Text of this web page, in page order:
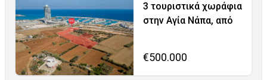
3 τουριστικά χωράφια
στην Αγία Νάπα, από
€500.000